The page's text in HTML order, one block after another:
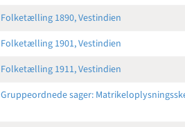
Folketælling 1890, Vestindien
Folketælling 1901, Vestindien
Folketælling 1911, Vestindien
Gruppeordnede sager: